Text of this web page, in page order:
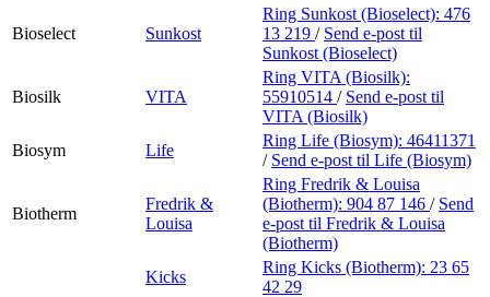
Bioselect Sunkost
Ring Sunkost (Bioselect): 476
13 219 / Send e-post til
Sunkost (Bioselect)
Biosilk VITA
Ring VITA (Biosilk):
55910514 / Send e-post til
VITA (Biosilk)
Biosym
Life
Ring Life (Biosym): 46411371
/ Send e-post til Life (Biosym)
Biotherm
Fredrik &
Louisa
Ring Fredrik & Louisa
(Biotherm): 904 87 146 / Send
e-post til Fredrik & Louisa
(Biotherm)
Kicks
Ring Kicks (Biotherm): 23 65
42 29